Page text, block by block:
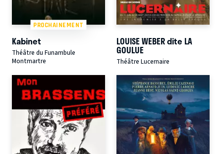
PROCHAINEMENT
Kabinet
Théâtre du Funambule
Montmartre
LOUISE WEBER dite LA
GOULUE
Théâtre Lucernaire